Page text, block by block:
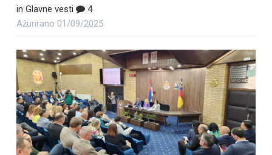
in Glavne vesti
4
Ažurirano 01/09/2025